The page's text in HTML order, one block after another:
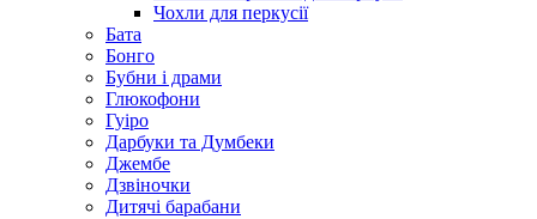
Чохли для перкусії
Бата
Бонго
Бубни і драми
Глюкофони
Гуіро
Дарбуки та Думбеки
Джембе
Дзвіночки
Дитячі барабани